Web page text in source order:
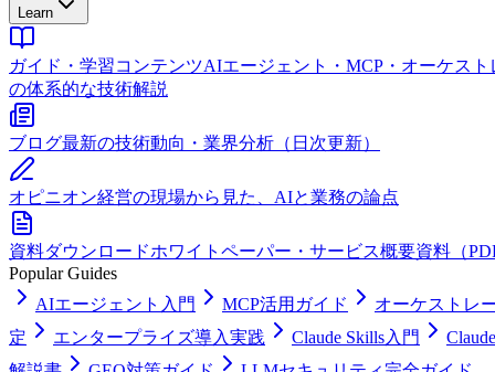
Learn
ガイド・学習コンテンツAIエージェント・MCP・オーケスト
の体系的な技術解説
ブログ最新の技術動向・業界分析（日次更新）
オピニオン経営の現場から見た、AIと業務の論点
資料ダウンロードホワイトペーパー・サービス概要資料（
Popular Guides
AIエージェント入門
MCP活用ガイド
オーケストレ
定
エンタープライズ導入実践 Claude Skills入門